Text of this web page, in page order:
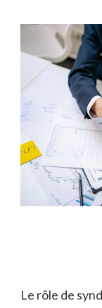
Le rôle de